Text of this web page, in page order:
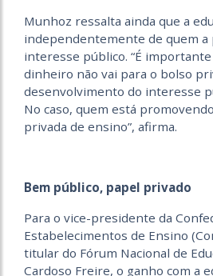
Munhoz ressalta ainda que a
independentemente de quem a
interesse público. “É
dinheiro não vai para o bolso
desenvolvimento do interesse
No caso, quem está
privada de ensino”, afirma.
Bem público, papel privado
Para o vice-presidente da
Estabelecimentos de Ensino
titular do Fórum Nacional de
Cardoso Freire, o ganho com a